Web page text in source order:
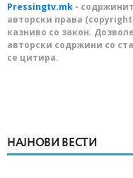
Pressingtv.mk -
авторски права
казниво со закон.
авторски содржини со
се цитира.
НАЈНОВИ ВЕСТИ